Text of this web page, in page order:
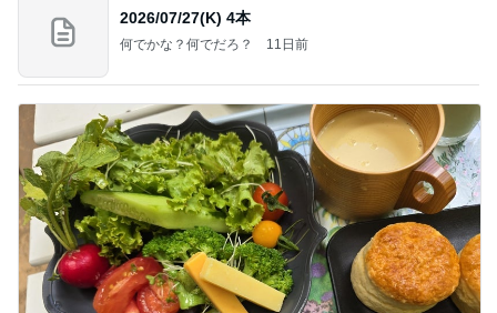
2026/07/27(K) 4本
何でかな？何でだろ？ 11日前